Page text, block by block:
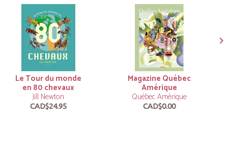
Le Tour du monde
en 80 chevaux
Jill Newton
CAD$24.95
Magazine Québec
Amérique
Québec Amérique
CAD$0.00